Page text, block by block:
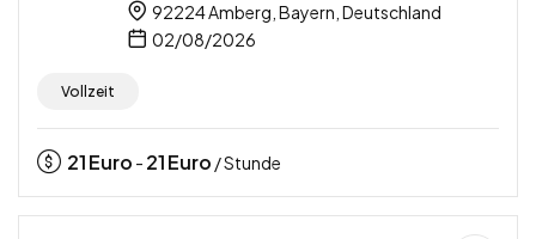
92224 Amberg, Bayern, Deutschland
02/08/2026
Vollzeit
21Euro - 21Euro / Stunde